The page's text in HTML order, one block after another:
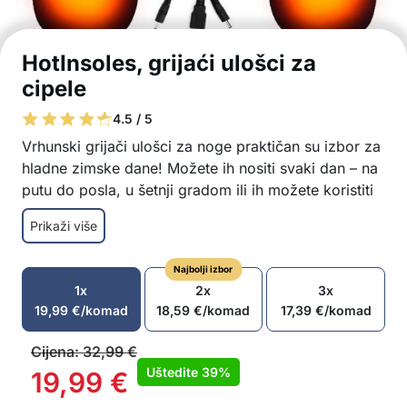
HotInsoles, grijaći ulošci za
cipele
4.5 / 5
Vrhunski grijači ulošci za noge praktičan su izbor za
hladne zimske dane! Možete ih nositi svaki dan – na
putu do posla, u šetnji gradom ili ih možete koristiti
za razne sportske aktivnosti – skijanje, planinarenje,
klizanje itd. Jednostavno ih napunite preko USB
kabela, a ulošci za cipele pobrinut će se da se
toplina ravnomjerno rasporedi po potplatu.
Grijanje od 40 do 50°C
Uložak se može izrezati i prilagoditi željenoj
veličini vaše cipele
Debljina grijača je 4 mm – jednostavno rezanje i
udobnost
Prikaži više
1x
19,99 €/komad
Najbolji izbor
2x
18,59€/komad
3x
17,39 €/komad
Cijena:32,99€
19,99 € Uštedite 39%